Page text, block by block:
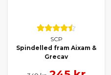
SCP
Spindelled fram Aixam &
Grecav